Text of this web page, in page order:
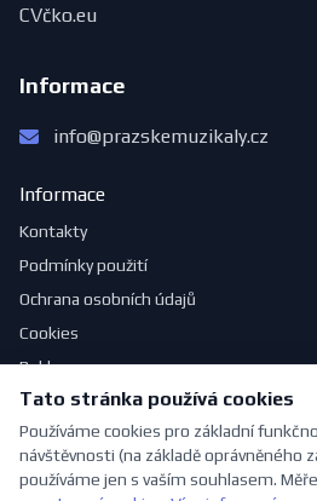
CVčko.eu
Informace
info@prazskemuzikaly.cz
Informace
Kontakty
Podmínky použití
Ochrana osobních údajů
Cookies
Reklama
Jak se obléknout do divadla
Tato stránka používá cookies
Používáme cookies pro základní
návštěvnosti (na základě oprávněného
používáme jen s vaším souhlasem.